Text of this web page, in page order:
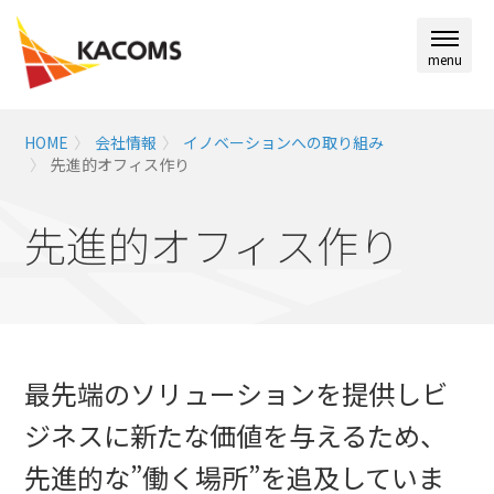
menu
HOME 会社情報
イノベーションへの取り組み
先進的オフィス作り
先進的オフィス作り
最先端のソリューションを提供しビ
ジネスに新たな価値を与えるため、
先進的な”働く場所”を追及していま